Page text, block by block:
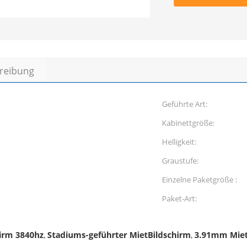
Geführte Art:
Kabinettgröße:
Helligkeit:
Graustufe:
Einzelne Paketgröße :
Paket-Art:
3840hz,Stadiums-geführter MietBildschirm,3.91mm